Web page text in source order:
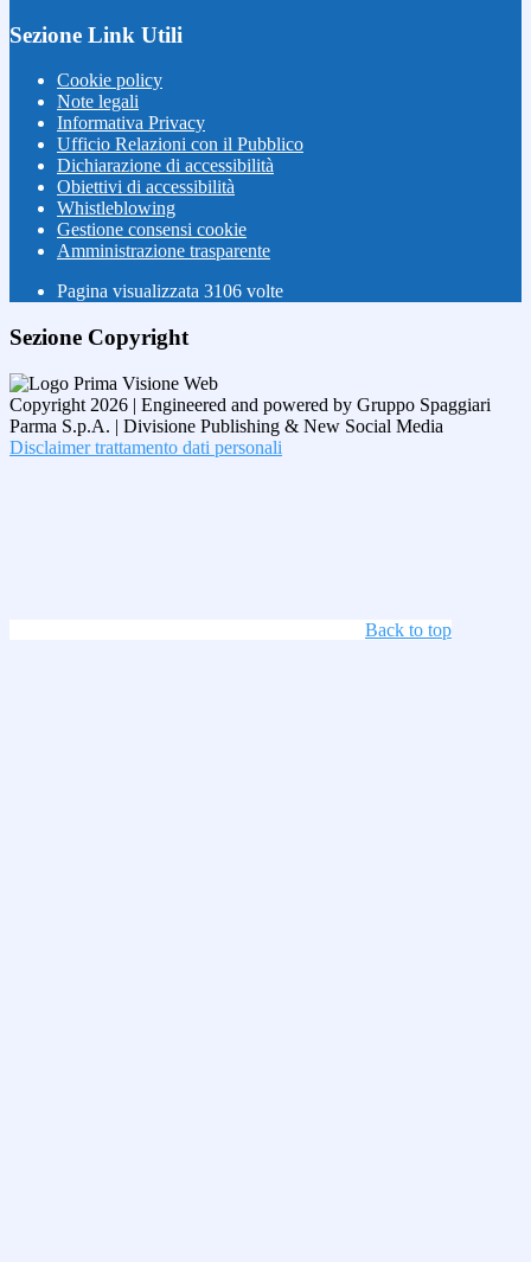
Sezione Link Utili
Cookie policy
Note legali
Informativa Privacy
Ufficio Relazioni con il Pubblico
Dichiarazione di accessibilità
Obiettivi di accessibilità
Whistleblowing
Gestione consensi cookie
Amministrazione trasparente
Pagina visualizzata 3106 volte
Sezione Copyright
Copyright 2026 | Engineered and powered by Gruppo Spaggiari
Parma S.p.A. | Divisione Publishing & New Social Media
Disclaimer trattamento dati personali
Back to top